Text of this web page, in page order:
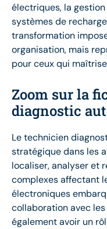
électriques, la
systèmes de
transformation
organisation, mais
pour ceux qui
Zoom sur la
diagnostic
Le technicien
stratégique dans les
localiser, analyser et
complexes affectant
électroniques
collaboration avec
également avoir un